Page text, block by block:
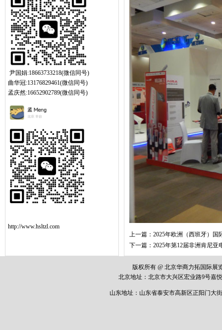
尹国娟:18663733218(微信同号)
曲华冠:13176829461(微信同号)
孟庆然:16652902789(微信同号)
http://www.hsltzl.com
上一篇： 2025年欧洲（西班牙）国
下一篇： 2025年第12届非洲肯尼亚
版权所有 @ 北京华商力拓国际
北京地址：北京市大兴区宏业路9号嘉
山东地址：山东省泰安市高新区正阳门大